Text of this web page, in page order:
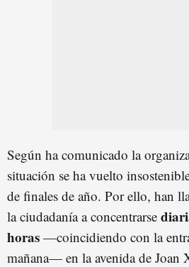
Según ha comunicado la
situación se ha vuelto
de finales de año. Por ello, han
la ciudadanía a concentrarse
horas —coincidiendo con la
mañana— en la avenida de